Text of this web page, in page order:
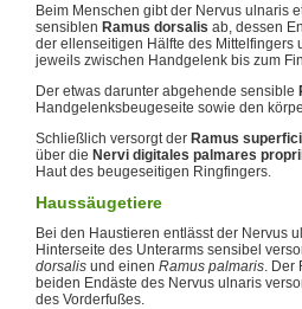
Beim Menschen gibt der Nervus ulnaris
sensiblen Ramus dorsalis ab, dessen
der ellenseitigen Hälfte des Mittelfingers
jeweils zwischen Handgelenk bis zum
Der etwas darunter abgehende sensible
Handgelenksbeugeseite sowie den
Schließlich versorgt der Ramus
über die Nervi digitales palmares
Haut des beugeseitigen Ringfingers.
Haussäugetiere
Bei den Haustieren entlässt der Nervus
Hinterseite des Unterarms sensibel
dorsalis und einen Ramus palmaris. Der
beiden Endäste des Nervus ulnaris
des Vorderfußes.